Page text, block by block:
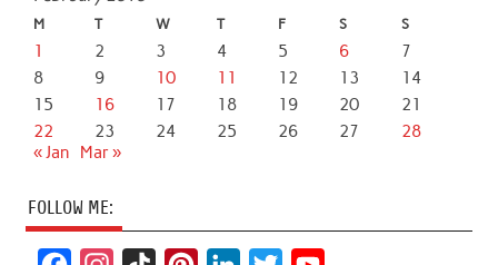
M T W T F S S
1 2 3 4 5 6
7
8
9 10 11 12 13
14
15
16 17 18 19 20
21
22
23 24 25 26 27
28
« Jan
Mar »
FOLLOW ME: